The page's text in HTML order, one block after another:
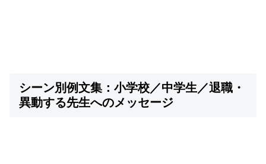
シーン別例文集：小学校／中学生／退職・
異動する先生へのメッセージ